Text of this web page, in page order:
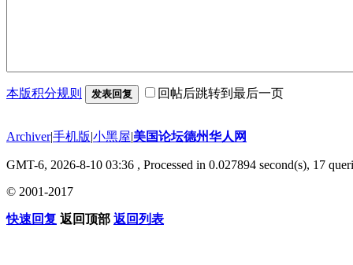
本版积分规则 发表回复 回帖后跳转到最后一页
Archiver|手机版|小黑屋|美国论坛德州华人网
GMT-6, 2026-8-10 03:36 , Processed in 0.027894 second(s), 17
© 2001-2017
快速回复 返回顶部 返回列表